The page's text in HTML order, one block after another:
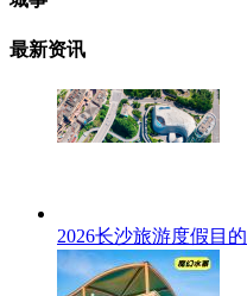
最新资讯
2026长沙旅游度假目的